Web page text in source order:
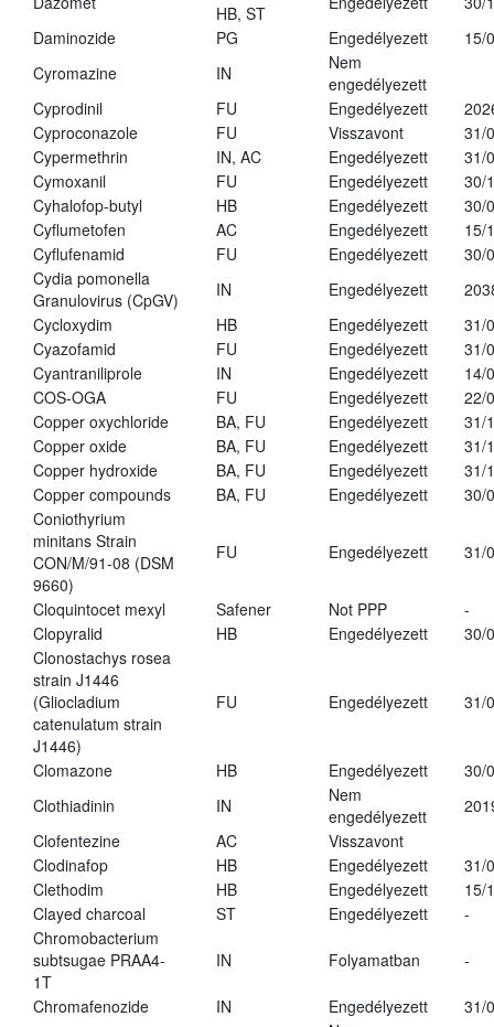
HB, ST
Daminozide
PG Engedélyezett
15/
Cyromazine
IN
Nem
engedélyezett
Cyprodinil
FU Engedélyezett
Cyproconazole
FU Visszavont
31/
Cypermethrin
IN, AC Engedélyezett
31/
Cymoxanil
FU Engedélyezett
30/
Cyhalofop-butyl
HB Engedélyezett
30/
Cyflumetofen
AC Engedélyezett
15/
Cyflufenamid
FU Engedélyezett
30/
Cydia pomonella
Granulovirus (CpGV)
IN Engedélyezett
Cycloxydim
HB Engedélyezett
31/
Cyazofamid
FU Engedélyezett
31/
Cyantraniliprole
IN Engedélyezett
14/
COS-OGA
FU Engedélyezett
22/
Copper oxychloride
BA, FU Engedélyezett
31/
Copper oxide
BA, FU Engedélyezett
31/
Copper hydroxide
BA, FU Engedélyezett
31/
Copper compounds
BA, FU Engedélyezett
30/
Coniothyrium
minitans Strain
CON/M/91-08 (DSM
9660)
FU Engedélyezett 31/
Cloquintocet mexyl Safener Not PPP
-
Clopyralid
HB Engedélyezett
30/
Clonostachys rosea
strain J1446
(Gliocladium
catenulatum strain
J1446)
FU Engedélyezett 31/
Clomazone HB Engedélyezett
30/
Clothiadinin
IN
Nem
engedélyezett
Clofentezine
AC
Visszavont
Clodinafop
HB Engedélyezett
31/
Clethodim
HB Engedélyezett
15/
Clayed charcoal
ST Engedélyezett
-
Chromobacterium
subtsugae PRAA4-
1T
IN Folyamatban -
Chromafenozide IN Engedélyezett
31/